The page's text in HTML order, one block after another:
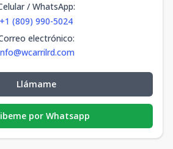
/ WhatsApp:
+1 (809) 990-5024
electrónico:
Llámame
por Whatsapp